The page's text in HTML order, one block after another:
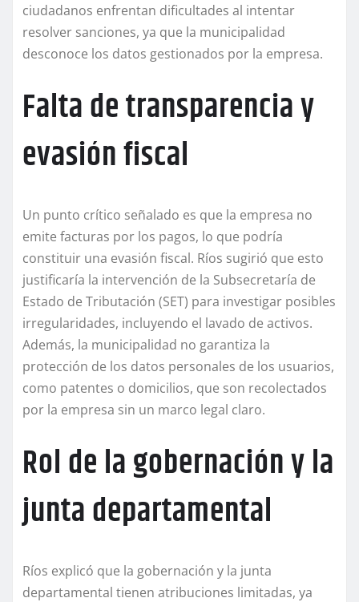
ciudadanos enfrentan dificultades al intentar
resolver sanciones, ya que la municipalidad
desconoce los datos gestionados por la empresa.
Falta de transparencia y
evasión fiscal
Un punto crítico señalado es que la empresa no
emite facturas por los pagos, lo que podría
constituir una evasión fiscal. Ríos sugirió que esto
justificaría la intervención de la Subsecretaría de
Estado de Tributación (SET) para investigar posibles
irregularidades, incluyendo el lavado de activos.
Además, la municipalidad no garantiza la
protección de los datos personales de los usuarios,
como patentes o domicilios, que son recolectados
por la empresa sin un marco legal claro.
Rol de la gobernación y la
junta departamental
Ríos explicó que la gobernación y la junta
departamental tienen atribuciones limitadas, ya